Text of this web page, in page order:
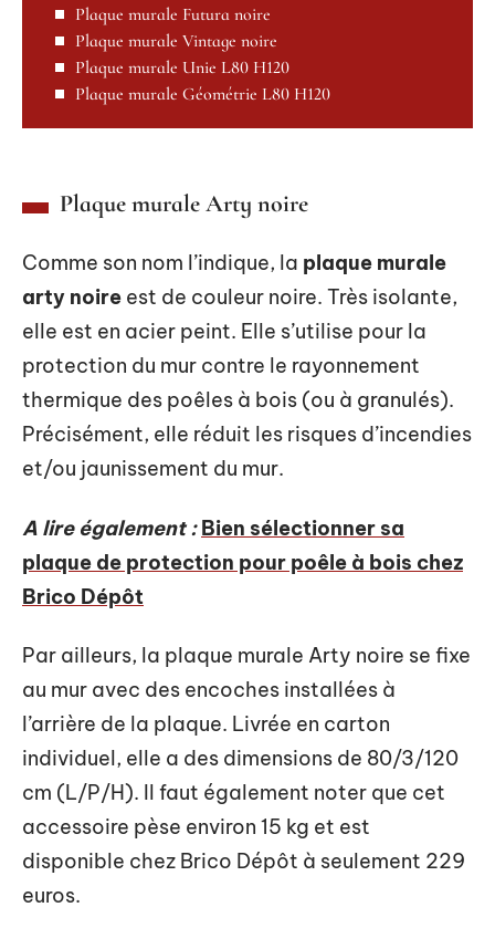
Plaque murale Futura noire
Plaque murale Vintage noire
Plaque murale Unie L80 H120
Plaque murale Géométrie L80 H120
Plaque murale Arty noire
Comme son nom l’indique, la plaque murale
arty noire est de couleur noire. Très isolante,
elle est en acier peint. Elle s’utilise pour la
protection du mur contre le rayonnement
thermique des poêles à bois (ou à granulés).
Précisément, elle réduit les risques d’incendies
et/ou jaunissement du mur.
A lire également : Bien sélectionner sa
plaque de protection pour poêle à bois chez
Brico Dépôt
Par ailleurs, la plaque murale Arty noire se fixe
au mur avec des encoches installées à
l’arrière de la plaque. Livrée en carton
individuel, elle a des dimensions de 80/3/120
cm (L/P/H). Il faut également noter que cet
accessoire pèse environ 15 kg et est
disponible chez Brico Dépôt à seulement 229
euros.